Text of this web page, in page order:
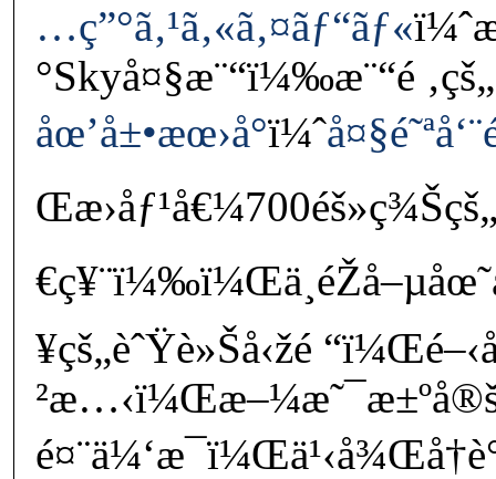
…ç”°ã‚¹ã‚«ã‚¤ãƒ“ãƒ«
°Skyå¤§æ¨“ï¼‰æ¨“é ‚çš„
åœ’å±•æœ›å°ï¼ˆ
¥çš„èˆŸè»Šå‹žé